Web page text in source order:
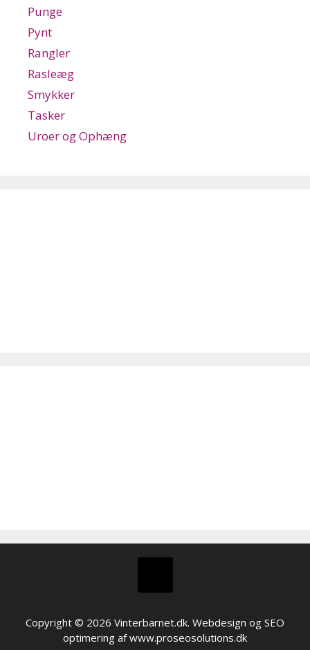
Punge
Pynt
Rangler
Rasleæg
Smykker
Tasker
Uroer og Ophæng
Copyright © 2026 Vinterbarnet.dk. Webdesign og SEO
optimering afwww.proseosolutions.dk